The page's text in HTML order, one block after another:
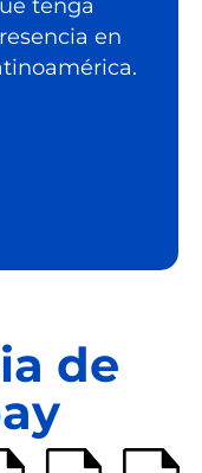
tenga
en
de